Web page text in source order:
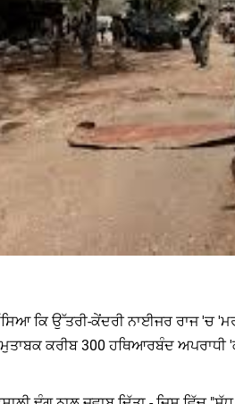
ਕਿ ਉੱਤਰੀ-ਕੇਂਦਰੀ ਨਾਈਜਰ ਰਾਜ 'ਚ
ਕਰੀਬ 300 ਹਥਿਆਰਬੰਦ